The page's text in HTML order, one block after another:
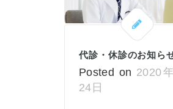
代診・休診のお知ら
Posted on 2020
24日